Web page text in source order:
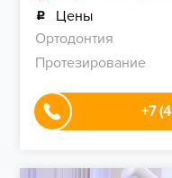
Цены
Ортодонтия
Протезирование
+7